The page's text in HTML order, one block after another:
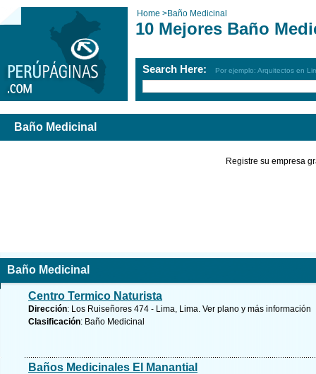
Home >Baño Medicinal
10 Mejores Baño
Search Here: Por ejemplo: Arquitectos en
Baño Medicinal
Registre su empresa
Baño Medicinal
Centro Termico Naturista
Dirección: Los Ruiseñores 474 - Lima, Lima. Ver plano y más información
Clasificación: Baño Medicinal
Baños Medicinales El Manantial